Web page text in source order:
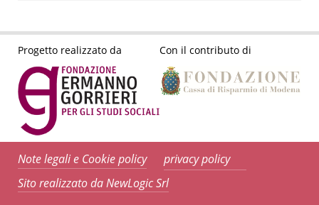
Progetto realizzato da Con il contributo di
Note legali e Cookie policy
privacy policy
Sito realizzato da NewLogic Srl